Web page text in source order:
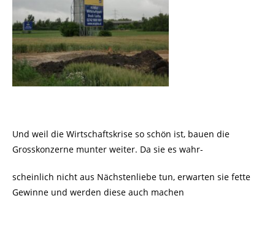
Und weil die Wirtschaftskrise so schön ist, bauen die
Grosskonzerne munter weiter. Da sie es wahr-
scheinlich nicht aus Nächstenliebe tun, erwarten sie fette
Gewinne und werden diese auch machen